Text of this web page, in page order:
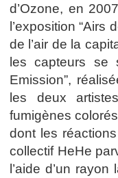
d’Ozone, en
l’exposition “Airs
de l’air de la
les capteurs se
Emission”,
les deux
fumigènes
dont les
collectif HeHe
l’aide d’un